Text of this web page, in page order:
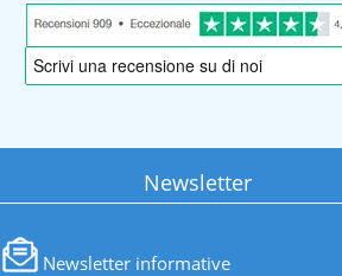
Newsletter
Newsletter informative